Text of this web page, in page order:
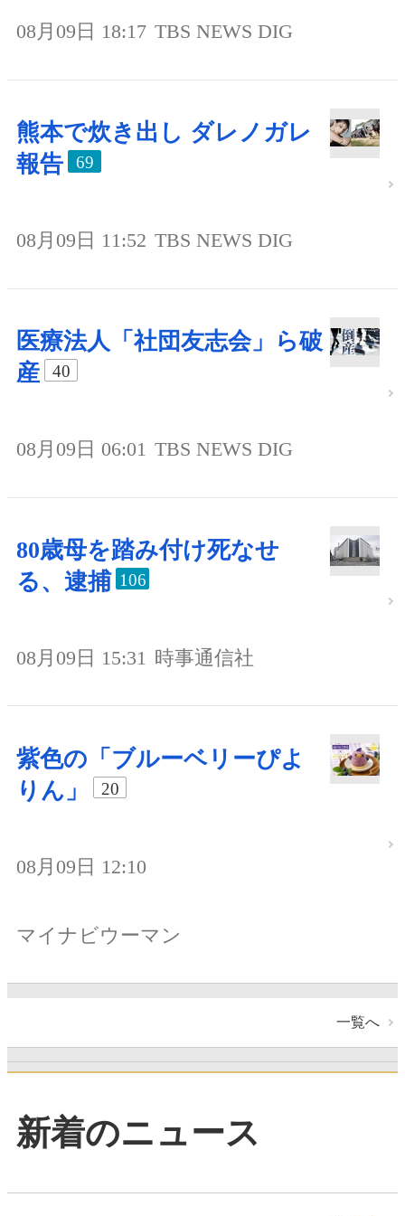
08月09日 18:17 TBS NEWS DIG
熊本で炊き出し ダレノガレ
報告
69
08月09日 11:52 TBS NEWS DIG
医療法人「社団友志会」ら破
産
40
08月09日 06:01 TBS NEWS DIG
80歳母を踏み付け死なせ
る、逮捕 106
08月09日 15:31 時事通信社
紫色の「ブルーベリーぴよ
りん」
20
08月09日 12:10
マイナビウーマン
一覧へ
新着のニュース